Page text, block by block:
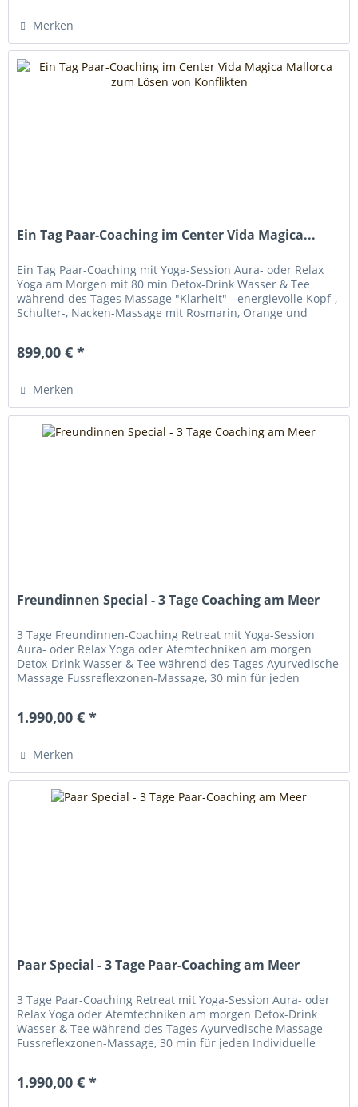
Merken
Ein Tag Paar-Coaching im Center Vida Magica...
Ein Tag Paar-Coaching mit Yoga-Session Aura- oder Relax
Yoga am Morgen mit 80 min Detox-Drink Wasser & Tee
während des Tages Massage "Klarheit" - energievolle Kopf-,
Schulter-, Nacken-Massage mit Rosmarin, Orange und
899,00 € *
Merken
Freundinnen Special - 3 Tage Coaching am Meer
3 Tage Freundinnen-Coaching Retreat mit Yoga-Session
Aura- oder Relax Yoga oder Atemtechniken am morgen
Detox-Drink Wasser & Tee während des Tages Ayurvedische
Massage Fussreflexzonen-Massage, 30 min für jeden
1.990,00 € *
Merken
Paar Special - 3 Tage Paar-Coaching am Meer
3 Tage Paar-Coaching Retreat mit Yoga-Session Aura- oder
Relax Yoga oder Atemtechniken am morgen Detox-Drink
Wasser & Tee während des Tages Ayurvedische Massage
Fussreflexzonen-Massage, 30 min für jeden Individuelle
1.990,00 € *